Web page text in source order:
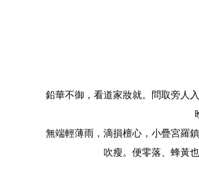
鉛華不御，看道家妝就。問取旁人
無端輕薄雨，滴損檀心，小疊宮羅
吹瘦。便零落、蜂黃